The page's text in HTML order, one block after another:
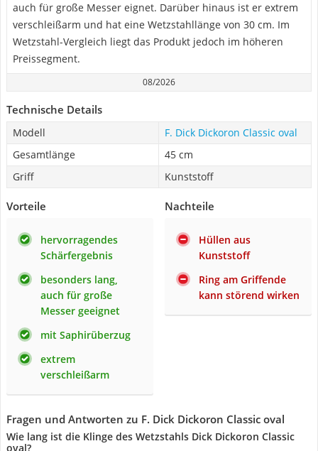
auch für große Messer eignet. Darüber hinaus ist er extrem
verschleißarm und hat eine Wetzstahllänge von 30 cm. Im
Wetzstahl-Vergleich liegt das Produkt jedoch im höheren
Preissegment.
08/2026
Technische Details
Modell
F. Dick Dickoron Classic oval
Gesamtlänge
45 cm
Griff
Kunststoff
Vorteile
hervorragendes
Schärfergebnis
besonders lang,
auch für große
Messer geeignet
mit Saphirüberzug
extrem
verschleißarm
Nachteile
Hüllen aus
Kunststoff
Ring am Griffende
kann störend wirken
Fragen und Antworten zu F. Dick Dickoron Classic oval
Wie lang ist die Klinge des Wetzstahls Dick Dickoron Classic
oval?